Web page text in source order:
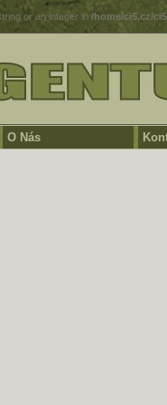
or an integer in/home/ci5.cz/
O Nás